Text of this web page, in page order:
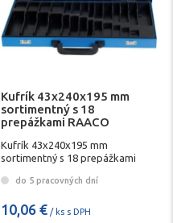
Kufrík 43x240x195 mm
sortimentný s 18
prepážkami RAACO
Kufrík 43x240x195 mm
sortimentný s 18 prepážkami
do 5 pracovných dní
10,06 € / ks s DPH